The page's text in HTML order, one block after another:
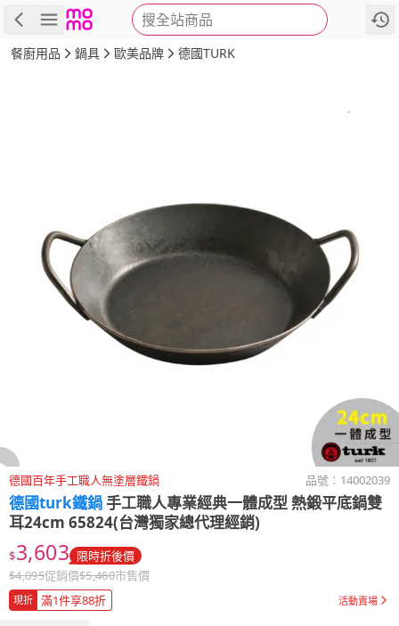
搜全站商品
商品 評價 詳情
餐廚用品 鍋具 歐美品牌 德國TURK
德國百年手工職人無塗層鐵鍋 品號： 14002039
德國turk鐵鍋手工職人專業經典一體成型 熱鍛平底鍋雙
耳24cm 65824(台灣獨家總代理經銷)
$3,603 限時折後價
$4,095促銷價$5,460市售價
現折 滿1件享88折 活動賣場